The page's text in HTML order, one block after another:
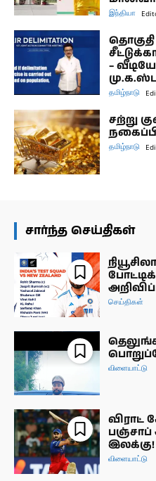
இந்தியா
தொகுதி
–
தமிழ்நாடு
சற்று
தமிழ்நாடு
சார்ந்த செய்திகள்
செய்திகள்
விளையாட்டு
விராட்
பஞ்சாப்
இலக்கு!
விளையாட்டு